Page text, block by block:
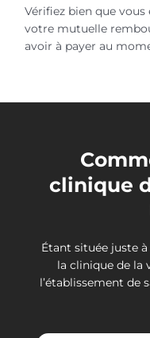
Vérifiez bien que vous
votre mutuelle
avoir à payer au
clinique
Étant située juste
la clinique de la
l’établissement de